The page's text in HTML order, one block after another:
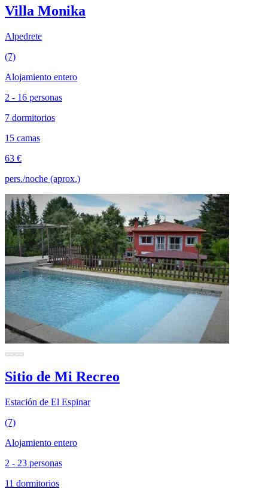
Villa Monika
Alpedrete
(7)
Alojamiento entero
2 - 16 personas
7 dormitorios
15 camas
63 €
pers./noche (aprox.)
Sitio de Mi Recreo
Estación de El Espinar
(7)
Alojamiento entero
2 - 23 personas
11 dormitorios